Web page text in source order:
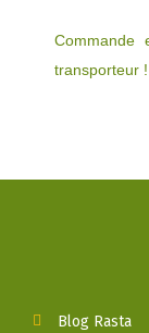
Commande
transporteur !
Blog Rasta